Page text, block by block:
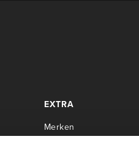
EXTRA
Merken